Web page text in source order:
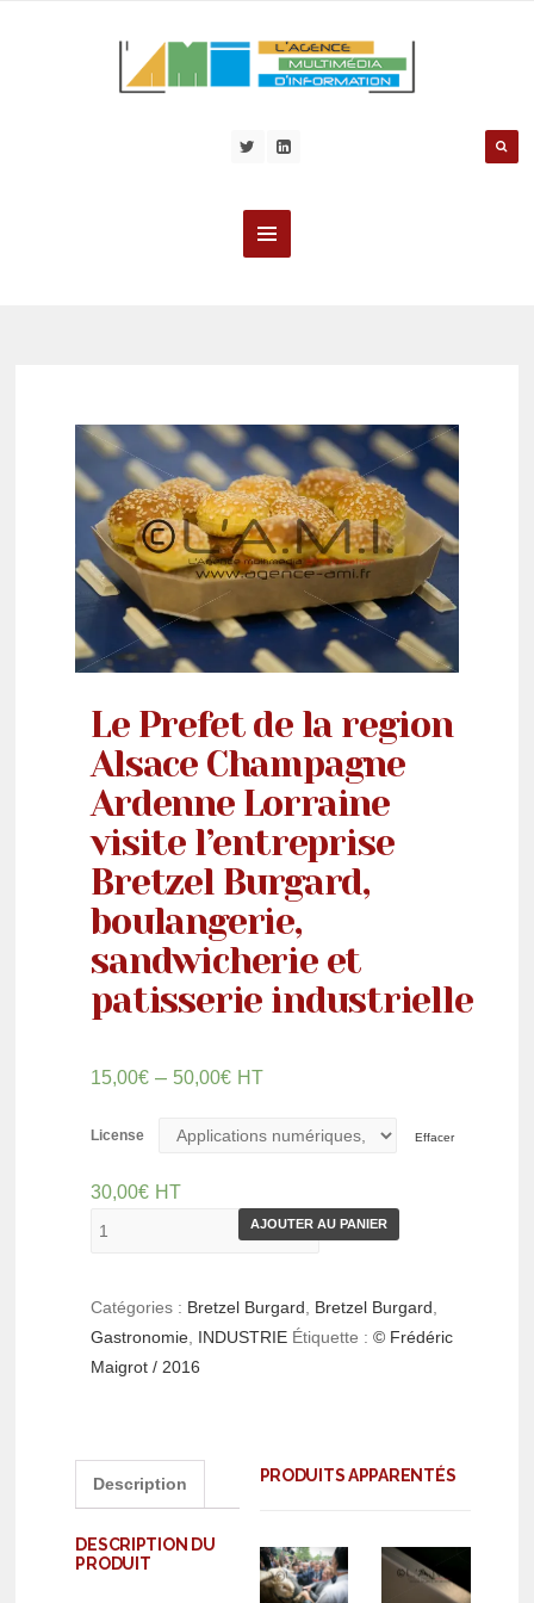
Le Prefet de la region
Alsace Champagne
Ardenne Lorraine
visite l’entreprise
Bretzel Burgard,
boulangerie,
sandwicherie et
patisserie industrielle
15,00€ – 50,00€ HT
License Effacer
30,00€ HT
AJOUTER AU PANIER
Catégories : Bretzel Burgard Bretzel Burgard
Gastronomie INDUSTRIE Étiquette :© Frédéric
Maigrot / 2016
Description
DESCRIPTION DU
PRODUIT
PRODUITS APPARENTÉS